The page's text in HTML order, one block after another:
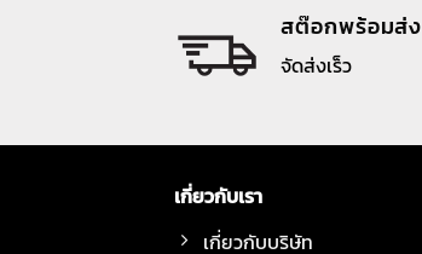
สต๊อกพร้อมส่ง
จัดส่งเร็ว
เกี่ยวกับเรา
เกี่ยวกับบริษัท